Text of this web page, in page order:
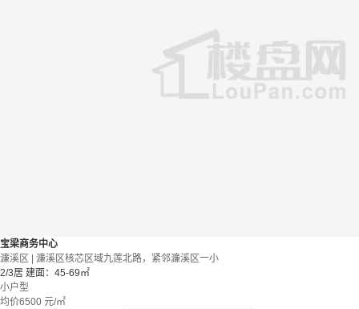
宝梁商务中心
濂溪区 | 濂溪区核芯区域九莲北路，紧邻濂溪区一小
2/3居 建面：45-69㎡
小户型
均价6500 元/㎡